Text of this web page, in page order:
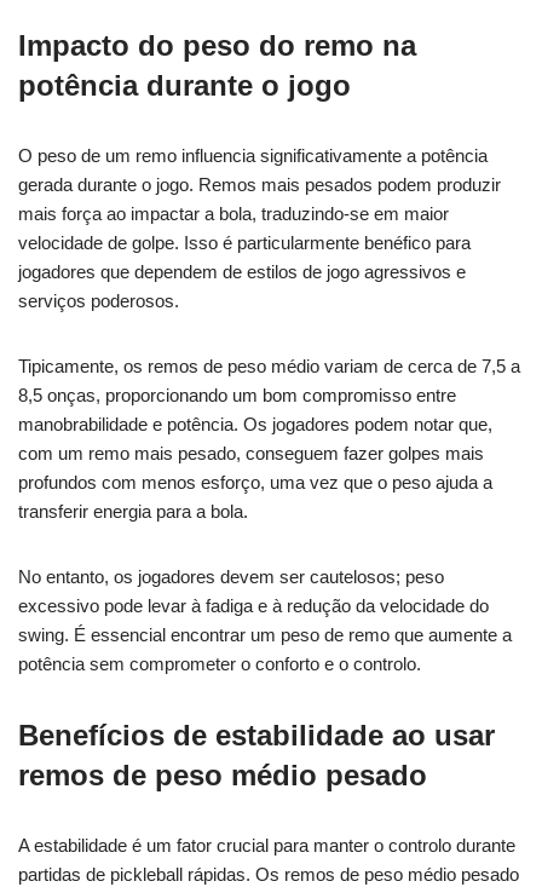
Impacto do peso do remo na
potência durante o jogo
O peso de um remo influencia significativamente a potência
gerada durante o jogo. Remos mais pesados podem produzir
mais força ao impactar a bola, traduzindo-se em maior
velocidade de golpe. Isso é particularmente benéfico para
jogadores que dependem de estilos de jogo agressivos e
serviços poderosos.
Tipicamente, os remos de peso médio variam de cerca de 7,5 a
8,5 onças, proporcionando um bom compromisso entre
manobrabilidade e potência. Os jogadores podem notar que,
com um remo mais pesado, conseguem fazer golpes mais
profundos com menos esforço, uma vez que o peso ajuda a
transferir energia para a bola.
No entanto, os jogadores devem ser cautelosos; peso
excessivo pode levar à fadiga e à redução da velocidade do
swing. É essencial encontrar um peso de remo que aumente a
potência sem comprometer o conforto e o controlo.
Benefícios de estabilidade ao usar
remos de peso médio pesado
A estabilidade é um fator crucial para manter o controlo durante
partidas de pickleball rápidas. Os remos de peso médio pesado